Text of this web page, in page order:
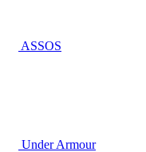
ASSOS
Under Armour